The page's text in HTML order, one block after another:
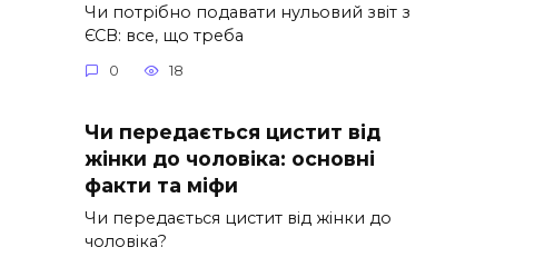
Чи потрібно подавати нульовий звіт з
ЄСВ: все, що треба
0 18
Чи передається цистит від
жінки до чоловіка: основні
факти та міфи
Чи передається цистит від жінки до
чоловіка?